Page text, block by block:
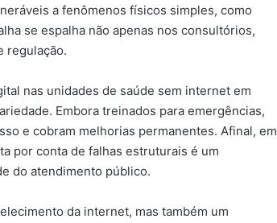
a fenômenos físicos simples, como
se espalha não apenas nos consultórios,
regulação.
nas unidades de saúde sem internet em
Embora treinados para emergências,
e cobram melhorias permanentes. Afinal, em
por conta de falhas estruturais é um
do atendimento público.
da internet, mas também um